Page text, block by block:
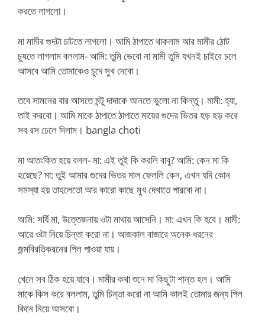
করতে লাগলো।
মা মামীর গুদটা চাটতে লাগলো। আমি ঠাপাতে থাকলাম আর মামীর ঠোট
চুষতে লাগলাম বললাম- আমি: তুমি ভেবো না মামী তুমি যখনই চাইবে চলে
আসবে আমি তোমাকেও চুদে সুখ দেবো।
তবে সামনের বার আসতে মন্টু দাদাকে আনতে ভুলো না কিন্তু। মামী: হ্যা,
তাই করবো। আমি মাকে ঠাপাতে ঠাপাতে মায়ের গুদের ভিতর হড় হড় করে
সব রস ঢেলে দিলাম। bangla choti
মা আতংকিত হয়ে বলল- মা: এই তুই কি করলি বাবু? আমি: কেন মা কি
হয়েছে? মা: তুই আমার গুদের ভিতর মাল ফেললি কেন, এখন যদি কোন
সমস্যা হয় তাহলেতো আর কারো কাছে মুখ দেখাতে পারবো না।
আমি: সর্যি মা, উত্তেজনায় ওটা মাথায় আসেনি। মা: এখন কি হবে। মামী:
আরে ওটা নিয়ে চিন্তা করো না। আজকাল বাজারে অনেক ধরনের
জন্মবিরতিকরনের পিল পাওয়া যায়।
খেলে সব ঠিক হয়ে যাবে। মামীর কথা শুনে মা কিছুটা শান্ত হল। আমি
মাকে কিস করে বললাম, তুমি চিন্তা করো না আমি কালই তোমার জন্য পিল
কিনে নিয়ে আসবো।